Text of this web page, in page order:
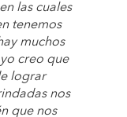
las cuales
tenemos
muchos
creo que
lograr
nos
que nos